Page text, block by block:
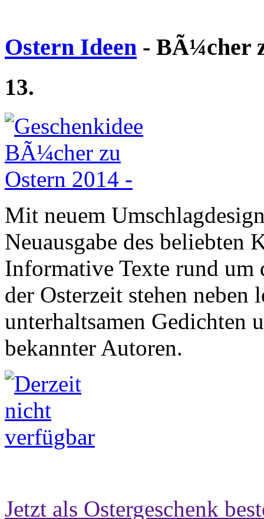
Ostern Ideen - BÃ¼cher
13.
Mit neuem
Neuausgabe des beliebten
Informative Texte rund um
der Osterzeit stehen neben
unterhaltsamen Gedichten
bekannter Autoren.
Jetzt als Ostergeschenk